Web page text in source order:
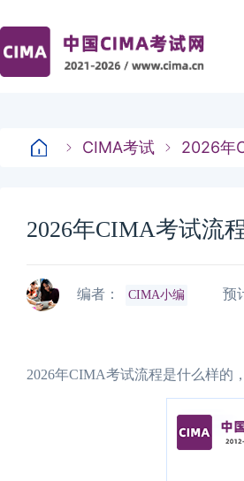
CIMA考试 2026年
2026年CIMA考试流
编者： CIMA小编 预
2026年CIMA考试流程是什么样的